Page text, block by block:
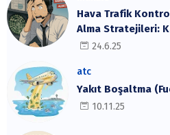
Hava Trafik
Alma Stratejileri:
Cynefin Çerçevesi
24.6.25
atc
Yakıt Boşaltma
10.11.25